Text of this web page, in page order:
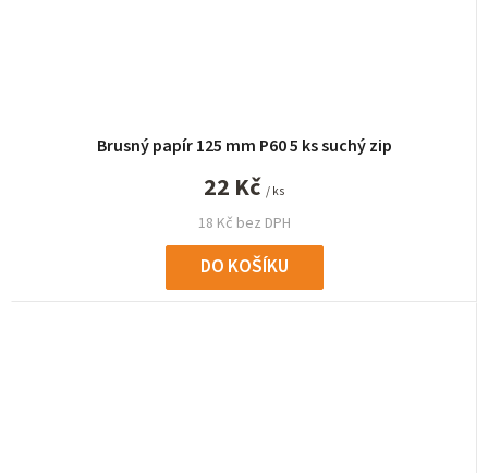
Brusný papír 125 mm P60 5 ks suchý zip
18 Kč bez DPH
22 Kč / ks
DO KOŠÍKU